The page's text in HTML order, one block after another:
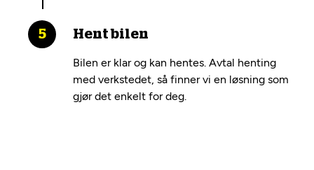
Hent bilen
Bilen er klar og kan hentes. Avtal henting
med verkstedet, så finner vi en løsning som
gjør det enkelt for deg.